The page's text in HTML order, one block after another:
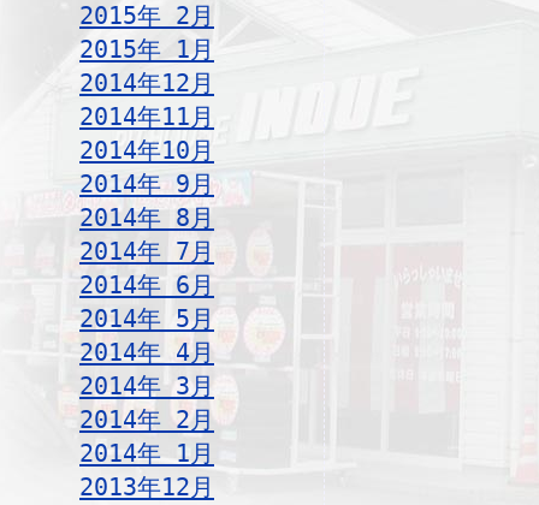
2015年 2月
2015年 1月
2014年12月
2014年11月
2014年10月
2014年 9月
2014年 8月
2014年 7月
2014年 6月
2014年 5月
2014年 4月
2014年 3月
2014年 2月
2014年 1月
2013年12月